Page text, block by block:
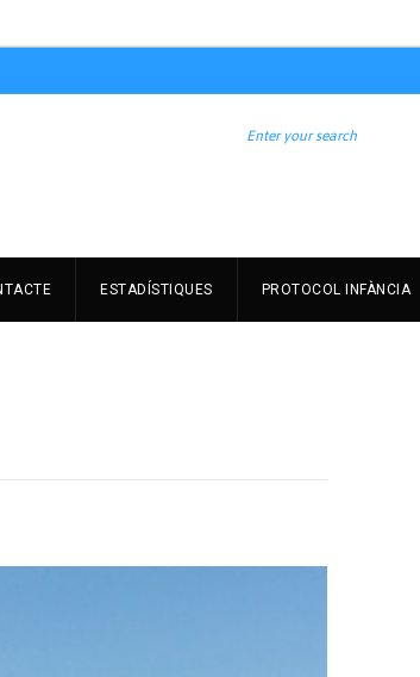
ESTADÍSTIQUES PROTOCOL INFÀNCIA